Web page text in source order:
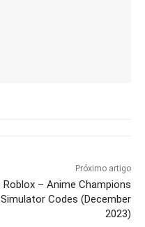
Próximo artigo
Roblox – Anime Champions
Simulator Codes (December
2023)